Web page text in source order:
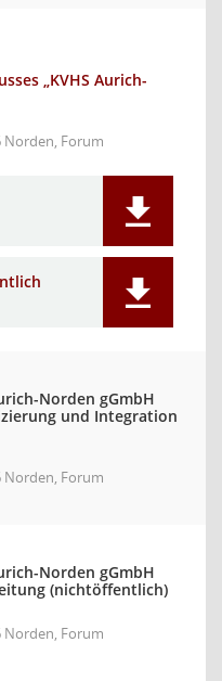
„KVHS Aurich-
Norden, Forum
Norden gGmbH
und Integration
Norden, Forum
Norden gGmbH
(nichtöffentlich)
Norden, Forum